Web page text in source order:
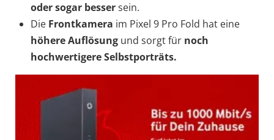
oder sogar bessersein.
Die Frontkamera im Pixel 9 Pro Fold hat eine
höhere Auflösung und sorgt für noch
hochwertigere Selbstporträts.